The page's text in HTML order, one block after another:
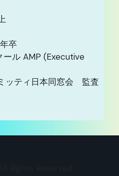
卒
ール AMP (Executive
ッティ日本同窓会 監査